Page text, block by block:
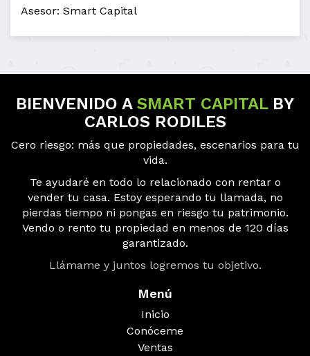
Asesor: Smart Capital
BIENVENIDO A SMART CAPITALBY
CARLOS RODILES
Cero riesgo: más que propiedades, escenarios para tu
vida.
Te ayudaré en todo lo relacionado con rentar o
vender tu casa. Estoy esperando tu llamada, no
pierdas tiempo ni pongas en riesgo tu patrimonio.
Vendo o rento tu propiedad en menos de 120 días
garantizado.
Llámame y juntos logremos tu objetivo.
Menú
Inicio
Conóceme
Ventas